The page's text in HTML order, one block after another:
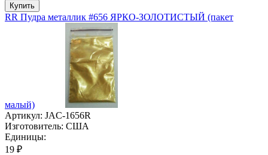
Купить
RR Пудра металлик #656 ЯРКО-ЗОЛОТИСТЫЙ (пакет
малый)
Артикул: JAC-1656R
Изготовитель: США
Единицы:
19 ₽